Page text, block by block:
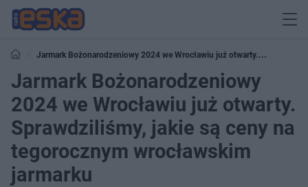
Jarmark Bożonarodzeniowy 2024 we Wrocławiu już otwarty.
Sprawdziliśmy, jakie są ceny na tegorocznym wrocławskim jarmarku
Jarmark Bożonarodzeniowy
2024 we Wrocławiu już otwarty.
Sprawdziliśmy, jakie są ceny na
tegorocznym wrocławskim
jarmarku